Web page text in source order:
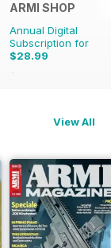
ARMI SHOP
Annual Digital
Subscription for
$28.99
$35.88
View All